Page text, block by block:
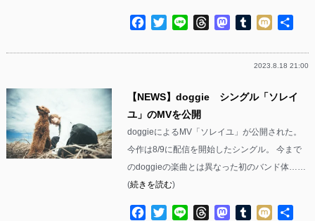
Facebook
TwitterLine ThreadsMastodon
Tumblr
Mixi
2023.8.18 21:00
【NEWS】doggie シングル「ソレイ
ユ」のMVを公開
doggieによるMV「ソレイユ」が公開された。
今作は8/9に配信を開始したシングル。 今まで
のdoggieの楽曲とは異なった初のバンド体……
(続きを読む)
Facebook
TwitterLine ThreadsMastodon
Tumblr
Mixi